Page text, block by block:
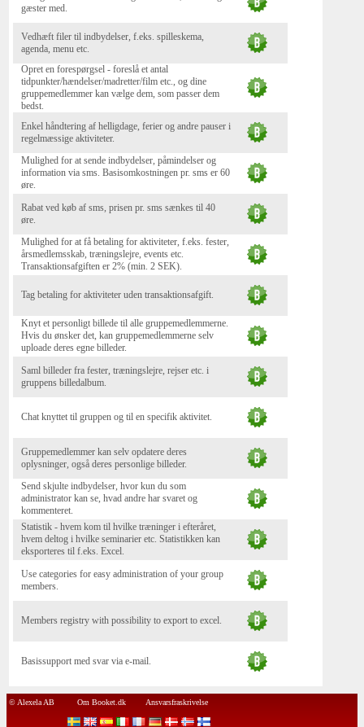
gæster med.
Vedhæft filer til indbydelser, f.eks. spilleskema,
agenda, menu etc.
Opret en forespørgsel - foreslå et antal
tidpunkter/hændelser/madretter/film etc., og dine
gruppemedlemmer kan vælge dem, som passer dem
bedst.
Enkel håndtering af helligdage, ferier og andre pauser i
regelmæssige aktiviteter.
Mulighed for at sende indbydelser, påmindelser og
information via sms. Basisomkostningen pr. sms er 60
øre.
Rabat ved køb af sms, prisen pr. sms sænkes til 40
øre.
Mulighed for at få betaling for aktiviteter, f.eks. fester,
årsmedlemsskab, træningslejre, events etc.
Transaktionsafgiften er 2% (min. 2 SEK).
Tag betaling for aktiviteter uden transaktionsafgift.
Knyt et personligt billede til alle gruppemedlemmerne.
Hvis du ønsker det, kan gruppemedlemmerne selv
uploade deres egne billeder.
Saml billeder fra fester, træningslejre, rejser etc. i
gruppens billedalbum.
Chat knyttet til gruppen og til en specifik aktivitet.
Gruppemedlemmer kan selv opdatere deres
oplysninger, også deres personlige billeder.
Send skjulte indbydelser, hvor kun du som
administrator kan se, hvad andre har svaret og
kommenteret.
Statistik - hvem kom til hvilke træninger i efteråret,
hvem deltog i hvilke seminarier etc. Statistikken kan
eksporteres til f.eks. Excel.
Use categories for easy administration of your group
members.
Members registry with possibility to export to excel.
Basissupport med svar via e-mail.
© Alexela AB Om Booket.dk Ansvarsfraskrivelse